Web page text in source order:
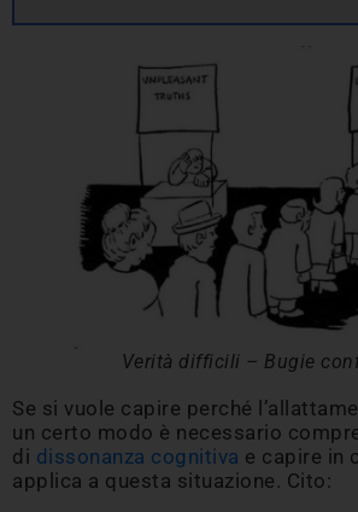
Verità difficili – Bugie
Se si vuole capire perché
un certo modo è necessario
di dissonanza cognitiva e capire in
applica a questa situazione. Cito: